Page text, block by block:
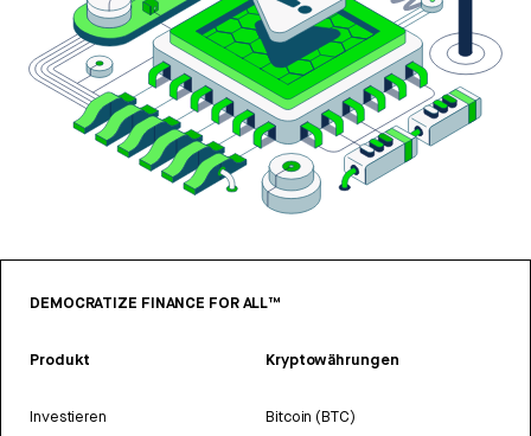
DEMOCRATIZE FINANCE FOR ALL™
Produkt
Investieren
Kryptowährungen
Bitcoin (BTC)